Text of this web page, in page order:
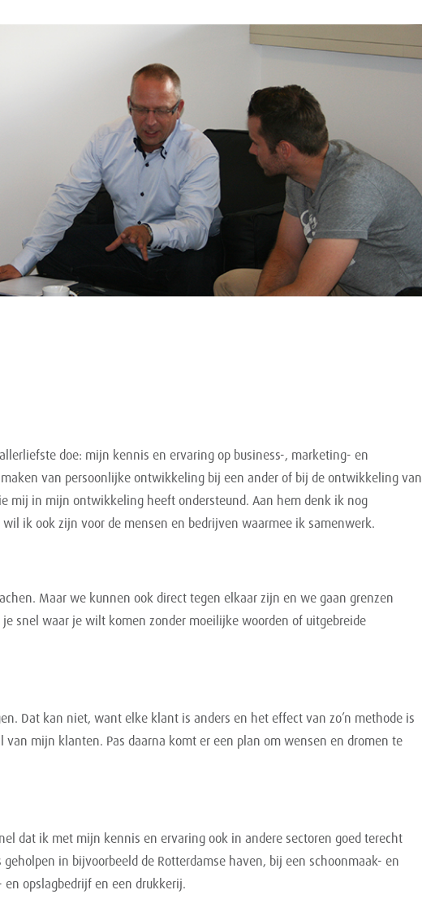
doe: mijn kennis en ervaring op business-, marketing- en
van persoonlijke ontwikkeling bij een ander of bij de ontwikkeling van
mij in mijn ontwikkeling heeft ondersteund. Aan hem denk ik nog
ik ook zijn voor de mensen en bedrijven waarmee ik samenwerk.
Maar we kunnen ook direct tegen elkaar zijn en we gaan grenzen
snel waar je wilt komen zonder moeilijke woorden of uitgebreide
Dat kan niet, want elke klant is anders en het effect van zo’n methode is
van mijn klanten. Pas daarna komt er een plan om wensen en dromen te
dat ik met mijn kennis en ervaring ook in andere sectoren goed terecht
in bijvoorbeeld de Rotterdamse haven, bij een schoonmaak- en
opslagbedrijf en een drukkerij.